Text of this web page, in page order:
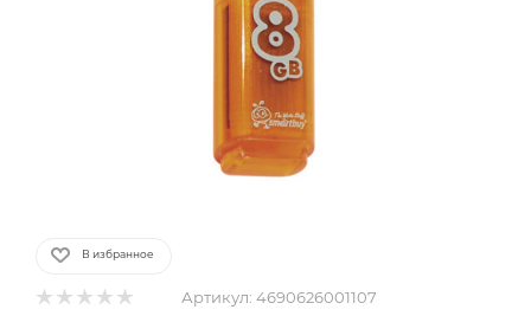
В избранное
Артикул: 4690626001107